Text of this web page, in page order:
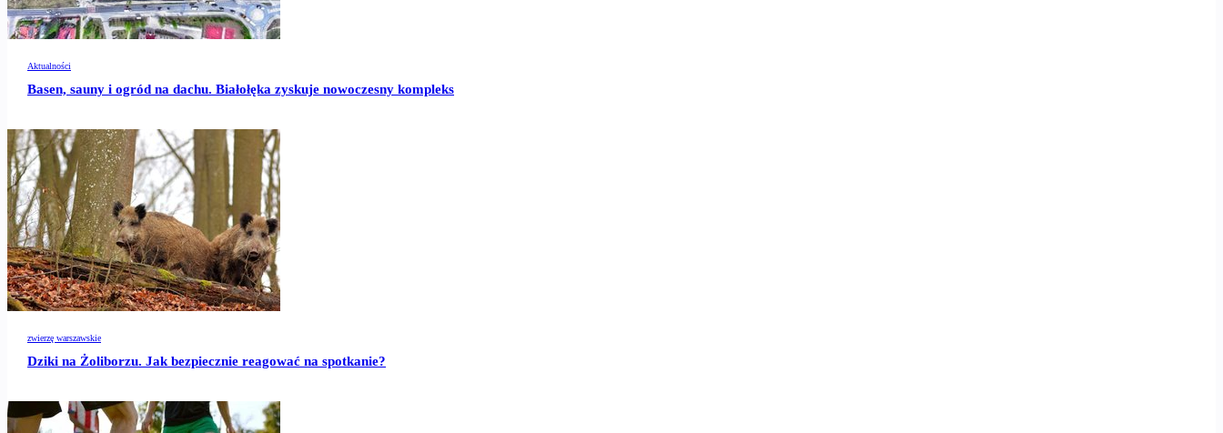
Aktualności
Basen, sauny i ogród na dachu. Białołęka zyskuje nowoczesny kompleks
zwierzę warszawskie
Dziki na Żoliborzu. Jak bezpiecznie reagować na spotkanie?